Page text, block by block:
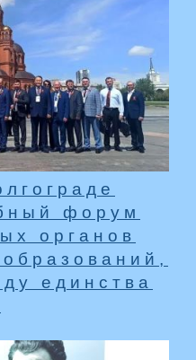
форум
органов
единства